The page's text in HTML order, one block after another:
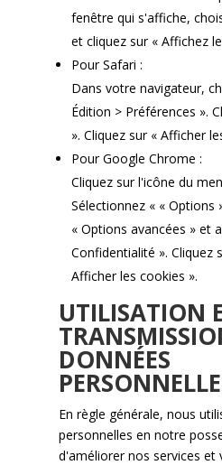
fenêtre qui s'affiche,
et cliquez sur « Affichez
Pour Safari :
Dans votre navigateur,
Édition > Préférences ».
». Cliquez sur « Afficher
Pour Google Chrome :
Cliquez sur l'icône du
Sélectionnez « « Options
« Options avancées » et
Confidentialité ». Cliquez
Afficher les cookies ».
UTILISATION
DONNÉES
En règle générale, nous
personnelles en notre
d'améliorer nos services et